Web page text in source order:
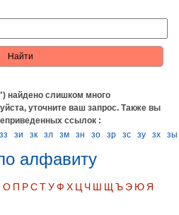
найдено слишком много
уточните ваш запрос.Также вы
ссылок :
зз зи зк зл зм зн зо зр зс зу зх зы
алфавиту
О П Р С Т У Ф Х Ц Ч Ш Щ Ъ Э Ю Я